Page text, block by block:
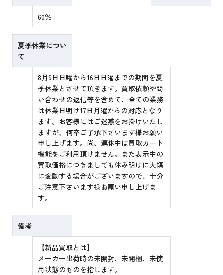
60％
夏季休業につい
て
8月9日日曜から16日日曜までの期間を夏
季休業とさせて頂きます。買取依頼や問
い合わせの返信等を含めて、全ての業務
は休業日明け17日月曜からの対応となり
ます。お客様にはご迷惑をお掛けいたし
ますが、何卒ご了承下さいます様お願い
申し上げます。尚、連休中は買取カート
機能をご利用頂けません。また表示中の
買取価格につきましても休み明けに大幅
に変動する場合がございますので、十分
ご注意下さいます様お願い申し上げま
す。
備考
【新品買取とは】
メーカー出荷時の未開封、未開梱、未使
用状態のものを指します。